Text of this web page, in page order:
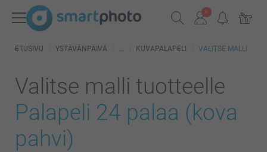
ETUSIVU YSTÄVÄNPÄIVÄ KUVAPALAPELI VALITSE MALLI
Valitse malli tuotteelle
Palapeli 24 palaa (kova
pahvi)